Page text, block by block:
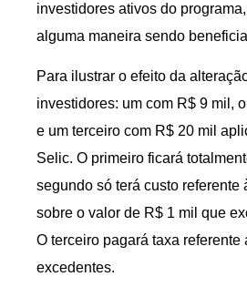
investidores ativos do
alguma maneira sendo
Para ilustrar o efeito da
investidores: um com R$ 9 mil,
e um terceiro com R$ 20 mil
Selic. O primeiro ficará
segundo só terá custo referente
sobre o valor de R$ 1 mil que
O terceiro pagará taxa referente
excedentes.